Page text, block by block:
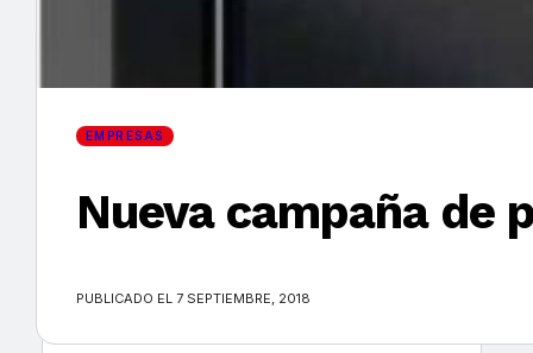
Encuentra tu noticia
EMPRESAS
Nueva campaña de
PUBLICADO EL 7 SEPTIEMBRE, 2018